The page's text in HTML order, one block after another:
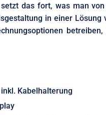
das fort, was man
in einer
Kabelhalterung